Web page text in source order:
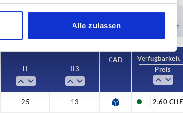
Alle zulassenDerzeit nicht auf Lager
H H3
CAD
Verfügbarkeit
Preis
25 13 2,60 CHF